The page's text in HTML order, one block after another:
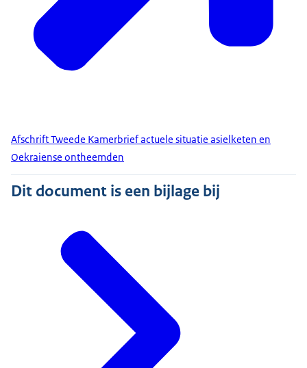
Afschrift Tweede Kamerbrief actuele situatie asielketen en
Oekraiense ontheemden
Dit document is een bijlage bij